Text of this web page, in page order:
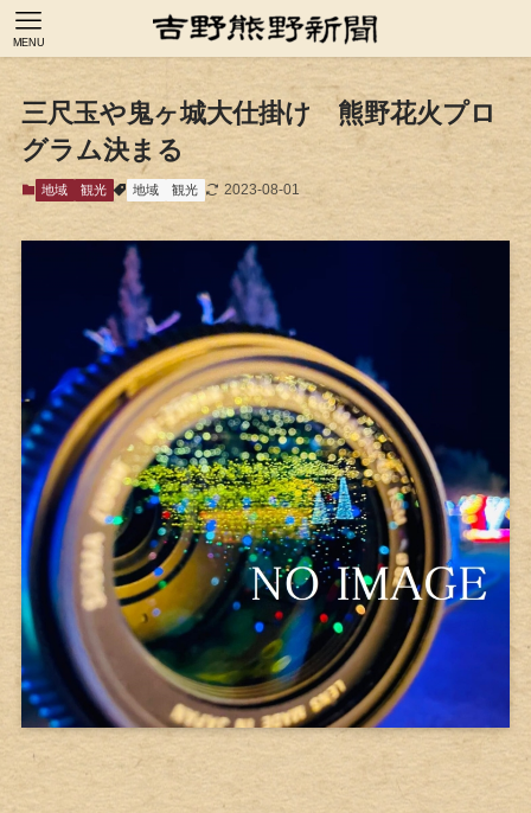
MENU
三尺玉や鬼ヶ城大仕掛け 熊野花火プロ
グラム決まる
地域 観光 地域 観光 2023-08-01